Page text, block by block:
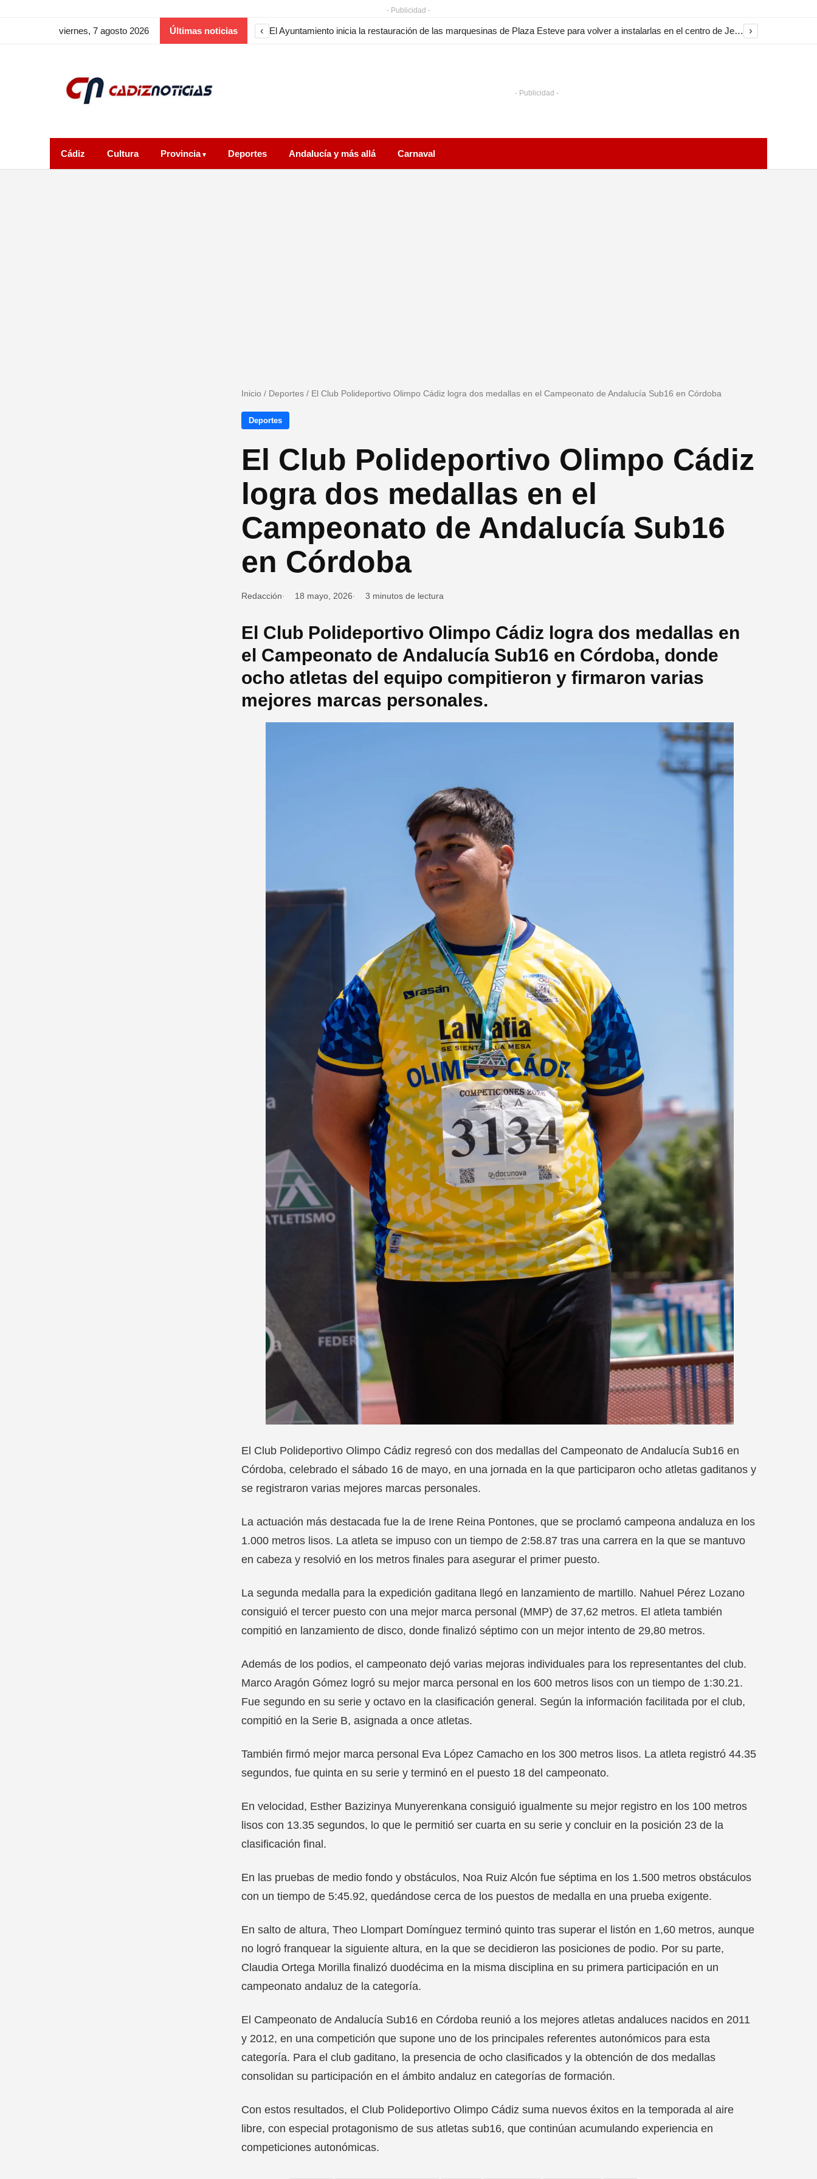
- Publicidad -
viernes, 7 agosto 2026 Últimas noticias ‹ El Ayuntamiento inicia la restauración de las marquesinas de Plaza Esteve para volver a instalarlas en el centro de Jerez ›
- Publicidad -
Cádiz Cultura Provincia Deportes Andalucía y más allá Carnaval
Inicio / Deportes / El Club Polideportivo Olimpo Cádiz logra dos medallas en el Campeonato de Andalucía Sub16 en Córdoba
Deportes
El Club Polideportivo Olimpo Cádiz
logra dos medallas en el
Campeonato de Andalucía Sub16
en Córdoba
Redacción 18 mayo, 2026 3 minutos de lectura
El Club Polideportivo Olimpo Cádiz logra dos medallas en
el Campeonato de Andalucía Sub16 en Córdoba, donde
ocho atletas del equipo compitieron y firmaron varias
mejores marcas personales.
El Club Polideportivo Olimpo Cádiz regresó con dos medallas del Campeonato de Andalucía Sub16 en
Córdoba, celebrado el sábado 16 de mayo, en una jornada en la que participaron ocho atletas gaditanos y
se registraron varias mejores marcas personales.
La actuación más destacada fue la de Irene Reina Pontones, que se proclamó campeona andaluza en los
1.000 metros lisos. La atleta se impuso con un tiempo de 2:58.87 tras una carrera en la que se mantuvo
en cabeza y resolvió en los metros finales para asegurar el primer puesto.
La segunda medalla para la expedición gaditana llegó en lanzamiento de martillo. Nahuel Pérez Lozano
consiguió el tercer puesto con una mejor marca personal (MMP) de 37,62 metros. El atleta también
compitió en lanzamiento de disco, donde finalizó séptimo con un mejor intento de 29,80 metros.
Además de los podios, el campeonato dejó varias mejoras individuales para los representantes del club.
Marco Aragón Gómez logró su mejor marca personal en los 600 metros lisos con un tiempo de 1:30.21.
Fue segundo en su serie y octavo en la clasificación general. Según la información facilitada por el club,
compitió en la Serie B, asignada a once atletas.
También firmó mejor marca personal Eva López Camacho en los 300 metros lisos. La atleta registró 44.35
segundos, fue quinta en su serie y terminó en el puesto 18 del campeonato.
En velocidad, Esther Bazizinya Munyerenkana consiguió igualmente su mejor registro en los 100 metros
lisos con 13.35 segundos, lo que le permitió ser cuarta en su serie y concluir en la posición 23 de la
clasificación final.
En las pruebas de medio fondo y obstáculos, Noa Ruiz Alcón fue séptima en los 1.500 metros obstáculos
con un tiempo de 5:45.92, quedándose cerca de los puestos de medalla en una prueba exigente.
En salto de altura, Theo Llompart Domínguez terminó quinto tras superar el listón en 1,60 metros, aunque
no logró franquear la siguiente altura, en la que se decidieron las posiciones de podio. Por su parte,
Claudia Ortega Morilla finalizó duodécima en la misma disciplina en su primera participación en un
campeonato andaluz de la categoría.
El Campeonato de Andalucía Sub16 en Córdoba reunió a los mejores atletas andaluces nacidos en 2011
y 2012, en una competición que supone uno de los principales referentes autonómicos para esta
categoría. Para el club gaditano, la presencia de ocho clasificados y la obtención de dos medallas
consolidan su participación en el ámbito andaluz en categorías de formación.
Con estos resultados, el Club Polideportivo Olimpo Cádiz suma nuevos éxitos en la temporada al aire
libre, con especial protagonismo de sus atletas sub16, que continúan acumulando experiencia en
competiciones autonómicas.